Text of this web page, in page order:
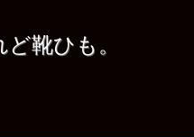
靴ひも。